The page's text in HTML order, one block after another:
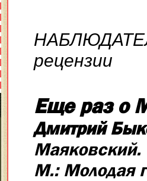
рецензии
Еще раз о
Дмитрий
Маяковский.
М.: Молодая